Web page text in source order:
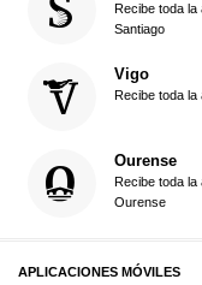
Recibe toda la
Santiago
Vigo
Recibe toda la
Ourense
Recibe toda la
Ourense
APLICACIONES MÓVILES